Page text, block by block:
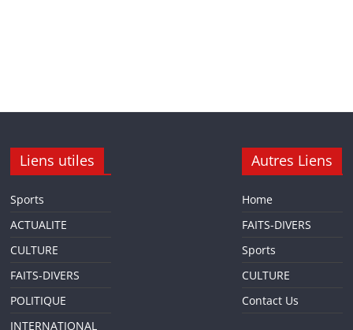
Liens utiles
Sports
ACTUALITE
CULTURE
FAITS-DIVERS
POLITIQUE
INTERNATIONAL
Autres Liens
Home
FAITS-DIVERS
Sports
CULTURE
Contact Us